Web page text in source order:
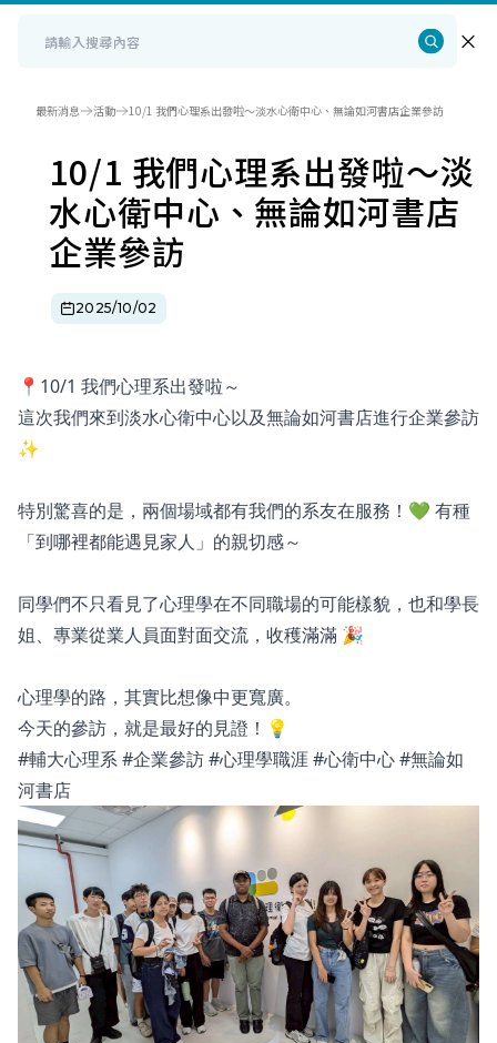
最新消息 活動 10/1 我們心理系出發啦～淡水心衛中心、無論如河書店企業參訪
10/1 我們心理系出發啦～淡
水心衛中心、無論如河書店
企業參訪
2025/10/02
📍10/1 我們心理系出發啦～
這次我們來到淡水心衛中心以及無論如河書店進行企業參訪
✨
特別驚喜的是，兩個場域都有我們的系友在服務！💚 有種
「到哪裡都能遇見家人」的親切感～
同學們不只看見了心理學在不同職場的可能樣貌，也和學長
姐、專業從業人員面對面交流，收穫滿滿 🎉
心理學的路，其實比想像中更寬廣。
今天的參訪，就是最好的見證！💡
#輔大心理系 #企業參訪 #心理學職涯 #心衛中心 #無論如
河書店